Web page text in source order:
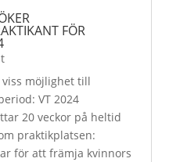
FÖR
viss möjlighet till
VT 2024
20 veckor på heltid
praktikplatsen:
för att främja kvinnors